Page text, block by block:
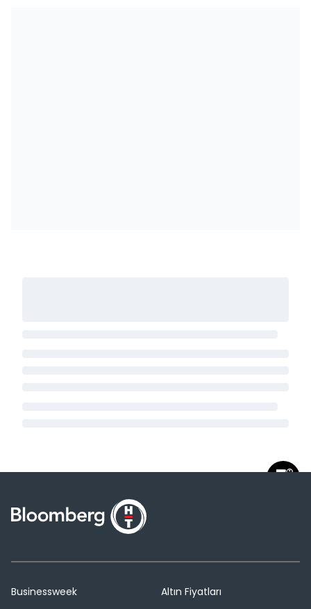
Businessweek
Altın Fiyatları